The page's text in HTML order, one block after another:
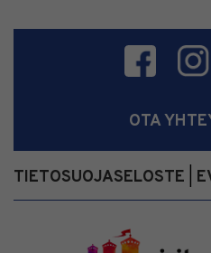
OTA
TIETOSUOJASELOSTE